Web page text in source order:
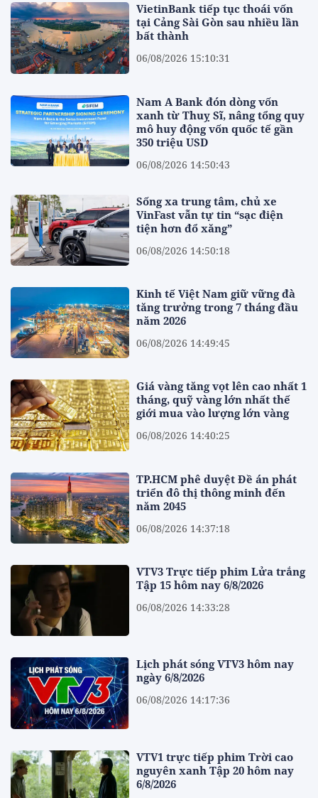
VietinBank tiếp tục thoái vốn
tại Cảng Sài Gòn sau nhiều lần
bất thành
06/08/2026 15:10:31
Nam A Bank đón dòng vốn
xanh từ Thuỵ Sĩ, nâng tổng quy
mô huy động vốn quốc tế gần
350 triệu USD
06/08/2026 14:50:43
Sống xa trung tâm, chủ xe
VinFast vẫn tự tin “sạc điện
tiện hơn đổ xăng”
06/08/2026 14:50:18
Kinh tế Việt Nam giữ vững đà
tăng trưởng trong 7 tháng đầu
năm 2026
06/08/2026 14:49:45
Giá vàng tăng vọt lên cao nhất 1
tháng, quỹ vàng lớn nhất thế
giới mua vào lượng lớn vàng
06/08/2026 14:40:25
TP.HCM phê duyệt Đề án phát
triển đô thị thông minh đến
năm 2045
06/08/2026 14:37:18
VTV3 Trực tiếp phim Lửa trắng
Tập 15 hôm nay 6/8/2026
06/08/2026 14:33:28
Lịch phát sóng VTV3 hôm nay
ngày 6/8/2026
06/08/2026 14:17:36
VTV1 trực tiếp phim Trời cao
nguyên xanh Tập 20 hôm nay
6/8/2026